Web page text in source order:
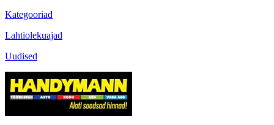
Kategooriad
Lahtiolekuajad
Uudised